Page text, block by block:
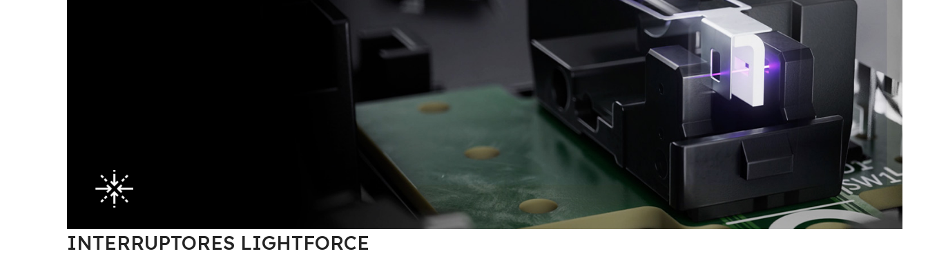
INTERRUPTORES LIGHTFORCE